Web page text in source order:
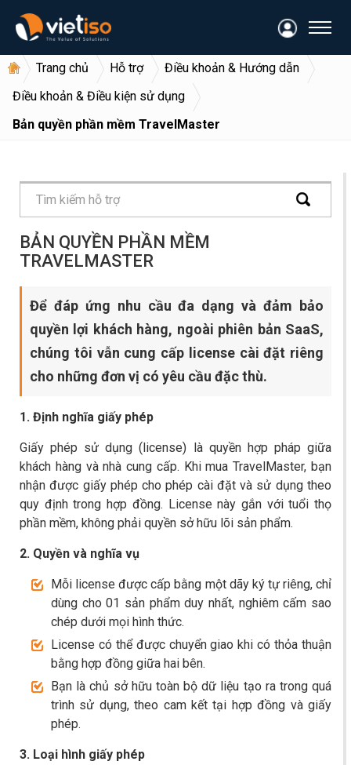
Trang chủ Hỗ trợ
Điều khoản & Hướng dẫn
Điều khoản & Điều kiện sử dụng
Bản quyền phần mềm TravelMaster
BẢN QUYỀN PHẦN MỀM
TRAVELMASTER
Để đáp ứng nhu cầu đa dạng và đảm bảo
quyền lợi khách hàng, ngoài phiên bản SaaS,
chúng tôi vẫn cung cấp license cài đặt riêng
cho những đơn vị có yêu cầu đặc thù.
1. Định nghĩa giấy phép
Giấy phép sử dụng (license) là quyền hợp pháp giữa
khách hàng và nhà cung cấp. Khi mua TravelMaster, bạn
nhận được giấy phép cho phép cài đặt và sử dụng theo
quy định trong hợp đồng. License này gắn với tuổi thọ
phần mềm, không phải quyền sở hữu lõi sản phẩm.
2. Quyền và nghĩa vụ
Mỗi license được cấp bằng một dãy ký tự riêng, chỉ
dùng cho 01 sản phẩm duy nhất, nghiêm cấm sao
chép dưới mọi hình thức.
License có thể được chuyển giao khi có thỏa thuận
bằng hợp đồng giữa hai bên.
Bạn là chủ sở hữu toàn bộ dữ liệu tạo ra trong quá
trình sử dụng, theo cam kết tại hợp đồng và giấy
phép.
3. Loại hình giấy phép